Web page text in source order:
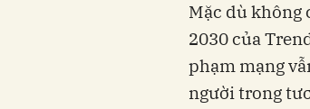
Mặc dù không
2030 của
phạm mạng
người trong